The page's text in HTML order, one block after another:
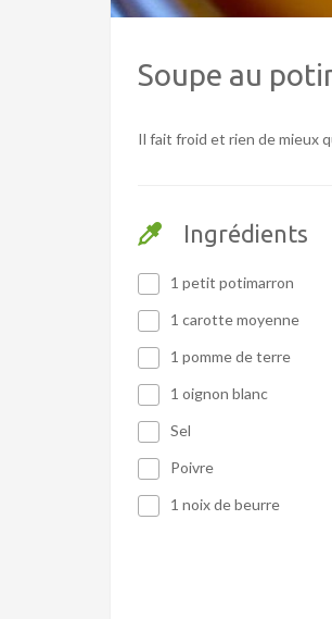
Soupe au
Il fait froid et rien de mieux
Ingrédients
1 petit potimarron
1 carotte moyenne
1 pomme de terre
1 oignon blanc
Sel
Poivre
1 noix de beurre